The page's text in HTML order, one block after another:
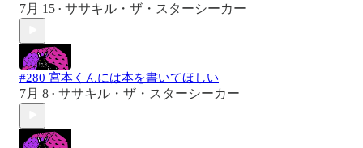
7月 15 • ササキル・ザ・スターシーカー
#280 宮本くんには本を書いてほしい
7月 8 • ササキル・ザ・スターシーカー